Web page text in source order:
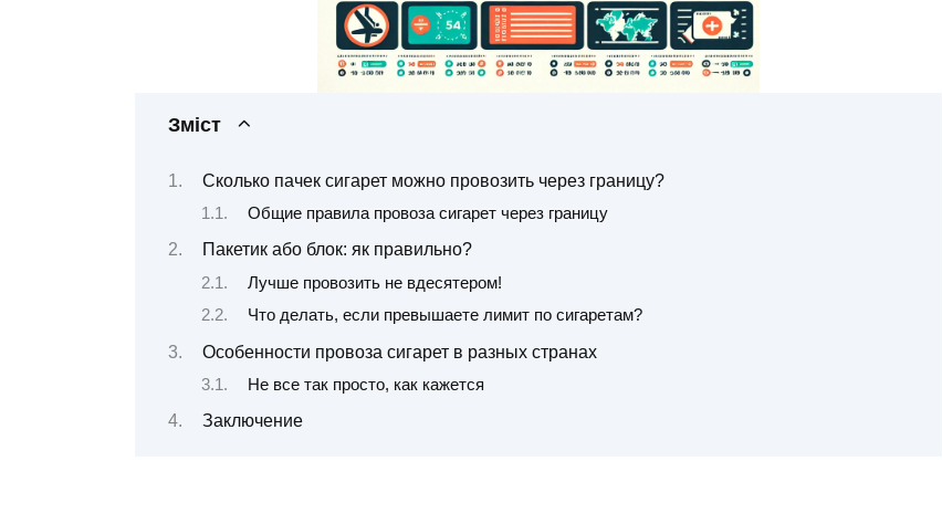
Зміст
Сколько пачек сигарет можно провозить через границу?
Общие правила провоза сигарет через границу
Пакетик або блок: як правильно?
Лучше провозить не вдесятером!
Что делать, если превышаете лимит по сигаретам?
Особенности провоза сигарет в разных странах
Не все так просто, как кажется
Заключение